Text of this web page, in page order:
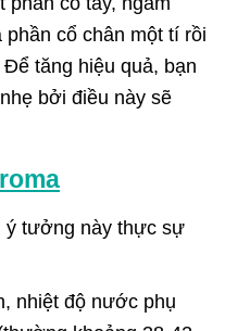
cổ chân một tí rồi
tăng hiệu quả, bạn
bởi điều này sẽ
ý tưởng này thực sự
nhiệt độ nước phụ